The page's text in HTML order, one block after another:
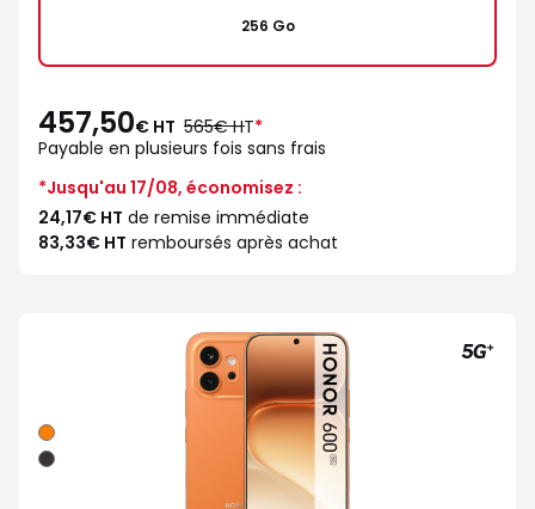
256 Go
457,50€ HT au
lieu
de
565€ HT*
Payable en plusieurs fois sans frais
*Jusqu'au 17/08, économisez :
24,17€ HT de remise immédiate
83,33€ HT remboursés après achat
Orange
Noir